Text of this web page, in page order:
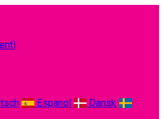
Espanol
Dansk